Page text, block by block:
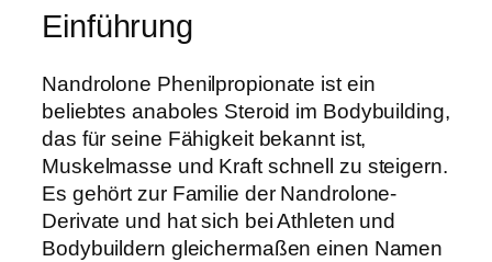
Einführung
Nandrolone Phenilpropionate ist ein
beliebtes anaboles Steroid im Bodybuilding,
das für seine Fähigkeit bekannt ist,
Muskelmasse und Kraft schnell zu steigern.
Es gehört zur Familie der Nandrolone-
Derivate und hat sich bei Athleten und
Bodybuildern gleichermaßen einen Namen